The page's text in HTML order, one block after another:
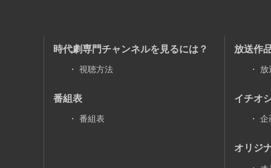
時代劇専門チャンネルを見るには？
・ 視聴方法
番組表
・ 番組表
放送作
・ 放
イチオ
・ 企
オリジ